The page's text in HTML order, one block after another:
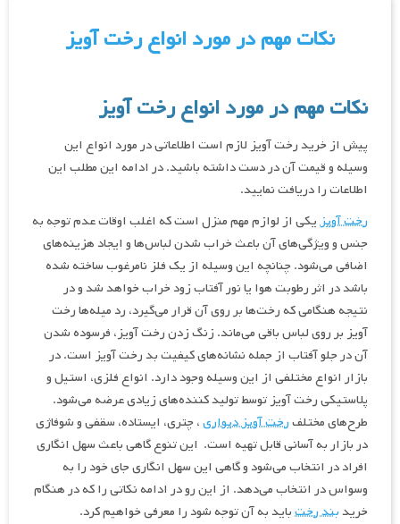
نکات مهم در مورد انواع رخت آویز
نکات مهم در مورد انواع رخت آویز
پیش از خرید رخت آویز لازم است اطلاعاتی در مورد انواع این
وسیله و قیمت آن در دست داشته باشید. در ادامه این مطلب این
اطلاعات را دریافت نمایید.
رخت آویزیکی از لوازم مهم منزل است که اغلب اوقات عدم توجه به
جنس و ویژگی‌های آن باعث خراب شدن لباس‌ها و ایجاد هزینه‌های
اضافی می‌شود. چنانچه این وسیله از یک فلز نامرغوب ساخته شده
باشد در اثر رطوبت هوا یا نور آفتاب زود خراب خواهد شد و در
نتیجه هنگامی که رخت‌ها بر روی آن قرار می‌گیرد، رد میله‌ها رخت
آویز بر روی لباس باقی می‌ماند. زنگ زدن رخت آویز، فرسوده شدن
آن در جلو آفتاب از جمله نشانه‌های کیفیت بد رخت آویز است. در
بازار انواع مختلفی از این وسیله وجود دارد. انواع فلزی، استیل و
پلاستیکی رخت آویز توسط تولید کننده‌های زیادی عرضه می‌شود.
طرح‌های مختلفرخت آویز دیواری، چتری، ایستاده، سقفی و شوفاژی
در بازار به آسانی قابل تهیه است. این تنوع گاهی باعث سهل انگاری
افراد در انتخاب می‌شود و گاهی این سهل انگاری جای خود را به
وسواس در انتخاب می‌دهد. از این رو در ادامه نکاتی را که در هنگام
خریدبند رختباید به آن توجه شود را معرفی خواهیم کرد.